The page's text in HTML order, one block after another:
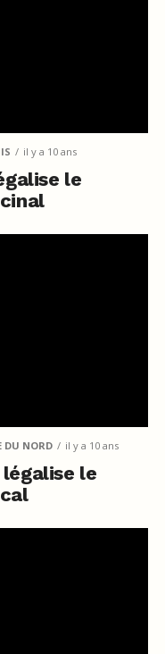
il y a 10 ans
le
DU NORD il y a 10 ans
le